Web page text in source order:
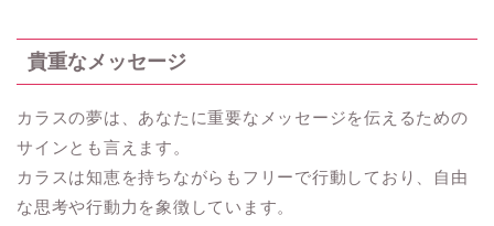
貴重なメッセージ
カラスの夢は、あなたに重要なメッセージを伝えるための
サインとも言えます。
カラスは知恵を持ちながらもフリーで行動しており、自由
な思考や行動力を象徴しています。